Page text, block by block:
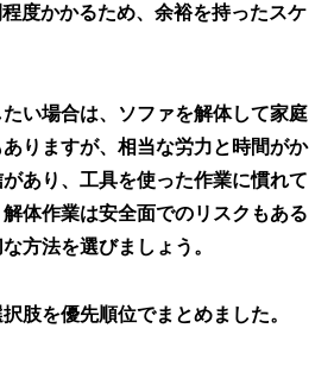
度かかるため、余裕を持ったスケ
い場合は、ソファを解体して家庭
りますが、相当な労力と時間がか
あり、工具を使った作業に慣れて
体作業は安全面でのリスクもある
方法を選びましょう。
肢を優先順位でまとめました。